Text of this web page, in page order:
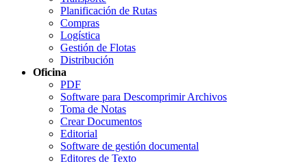
Planificación de Rutas
Compras
Logística
Gestión de Flotas
Distribución
Oficina
PDF
Software para Descomprimir Archivos
Toma de Notas
Crear Documentos
Editorial
Software de gestión documental
Editores de Texto